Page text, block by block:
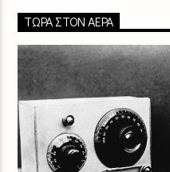
ΤΏΡΑ ΣΤΟΝ ΑΈΡΑ